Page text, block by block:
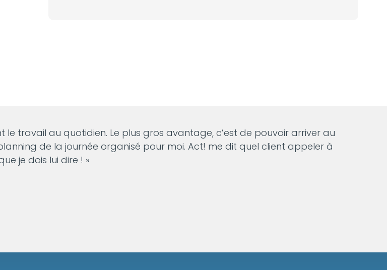
le travail au quotidien. Le plus gros avantage, c’est de pouvoir arriver au
de la journée organisé pour moi. Act! me dit quel client appeler à
je dois lui dire ! »